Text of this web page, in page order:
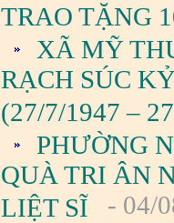
TRAO TẶNG
XÃ MỸ
RẠCH SÚC
(27/7/1947 –
PHƯỜNG
QUÀ TRI ÂN
LIỆT SĨ
- 04/